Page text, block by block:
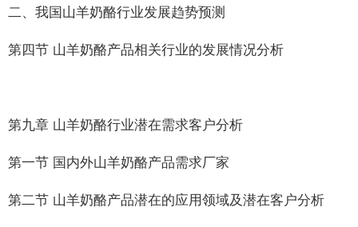
二、我国山羊奶酪行业发展趋势预测
第四节 山羊奶酪产品相关行业的发展情况分析
第九章 山羊奶酪行业潜在需求客户分析
第一节 国内外山羊奶酪产品需求厂家
第二节 山羊奶酪产品潜在的应用领域及潜在客户分析